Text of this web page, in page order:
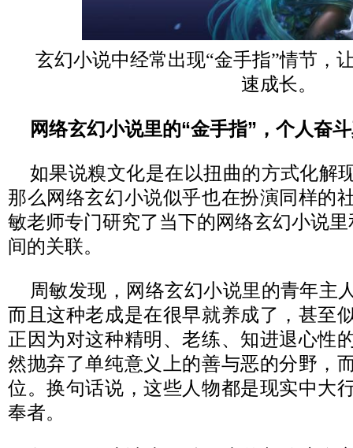
玄幻小说中经常出现“金手指”情节，
速成长。
网络玄幻小说里的“金手指”，个人奋
如果说糗文化是在以扭曲的方式化解
那么网络玄幻小说似乎也在扮演同样的
敏老师专门研究了当下的网络玄幻小说里
间的关联。
周敏发现，网络玄幻小说里的青年主
而且这种老成是在很早就养成了，甚至
正因为对这种精明、老练、知进退心性
然抛弃了单纯意义上的善与恶的分野，
位。换句话说，这些人物都是现实中大
奉者。